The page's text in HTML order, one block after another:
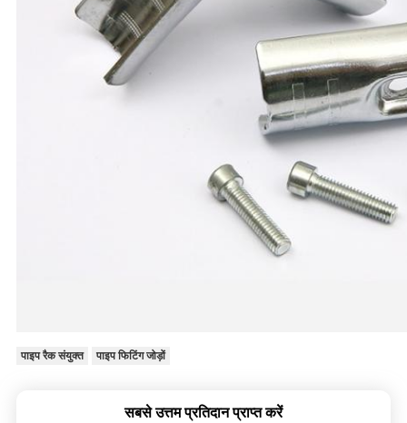
पाइप रैक संयुक्त पाइप फिटिंग जोड़ों
सबसे उत्तम प्रतिदान प्राप्त करें